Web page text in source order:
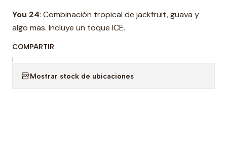
You 24: Combinación tropical de jackfruit, guava y
algo mas. Incluye un toque ICE.
COMPARTIR
|
Mostrar stock de ubicaciones